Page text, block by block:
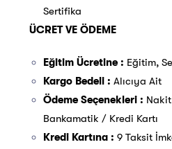
Sertifika
ÜCRET VE ÖDEME
Eğitim Ücretine : Eğitim,
Kargo Bedeli : Alıcıya Ait
Ödeme Seçenekleri :
Bankamatik / Kredi Kartı
Kredi Kartına : 9 Taksit